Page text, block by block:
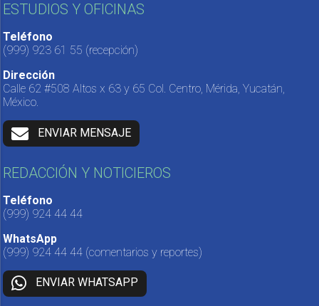
ESTUDIOS Y OFICINAS
Teléfono
(999) 923 61 55 (recepción)
Dirección
Calle 62 #508 Altos x 63 y 65 Col. Centro, Mérida, Yucatán,
México.
ENVIAR MENSAJE
REDACCIÓN Y NOTICIEROS
Teléfono
(999) 924 44 44
WhatsApp
(999) 924 44 44 (comentarios y reportes)
ENVIAR WHATSAPP